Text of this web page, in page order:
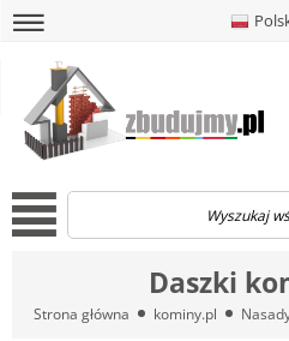
menu
Daszki
Strona główna kominy.pl
menu
menu